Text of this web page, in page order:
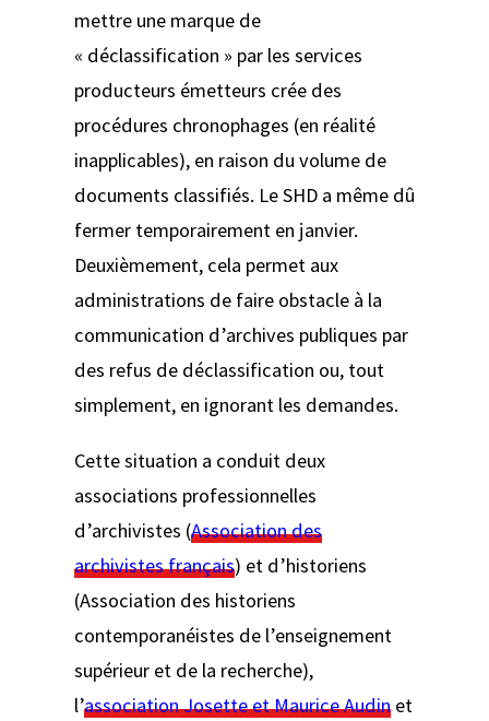
mettre une marque de
« déclassification » par les services
producteurs émetteurs crée des
procédures chronophages (en réalité
inapplicables), en raison du volume de
documents classifiés. Le SHD a même dû
fermer temporairement en janvier.
Deuxièmement, cela permet aux
administrations de faire obstacle à la
communication d’archives publiques par
des refus de déclassification ou, tout
simplement, en ignorant les demandes.
Cette situation a conduit deux
associations professionnelles
d’archivistes (Association des
archivistes français) et d’historiens
(Association des historiens
contemporanéistes de l’enseignement
supérieur et de la recherche),
l’association Josette et Maurice Audin et